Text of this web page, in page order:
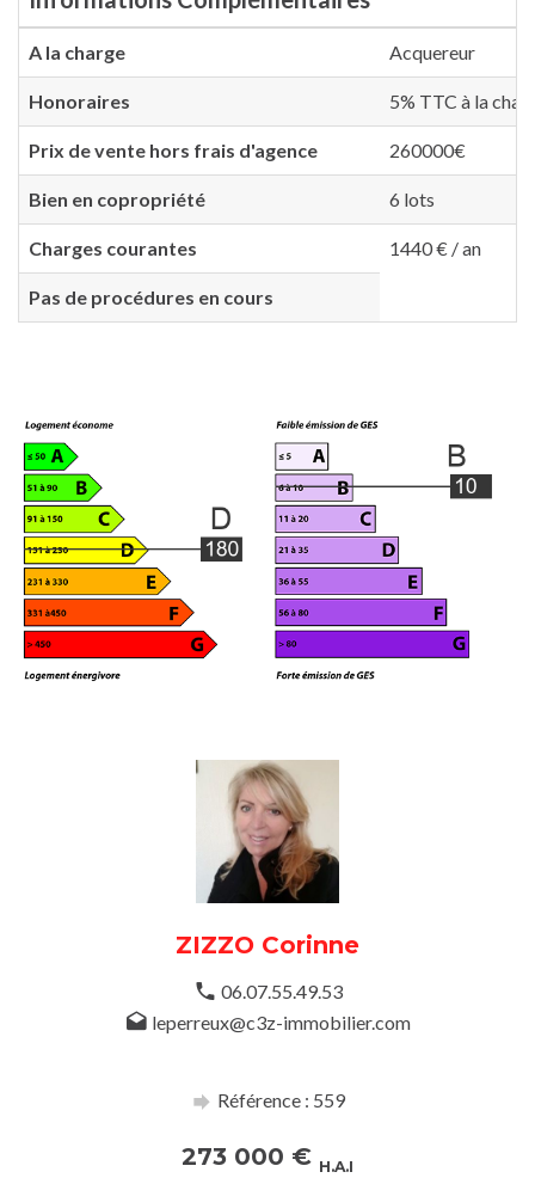
A la charge Acquereur
Honoraires 5% TTC à la
Prix de vente hors frais d'agence 260000€
Bien en copropriété 6 lots
Charges courantes 1440 € / an
Pas de procédures en cours
ZIZZO Corinne
06.07.55.49.53
leperreux@c3z-immobilier.com
Référence : 559
273 000 € H.A.I